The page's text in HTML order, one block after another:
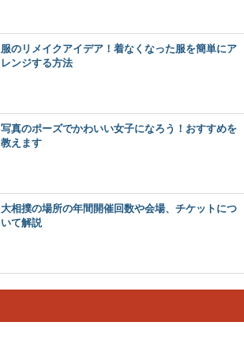
遊んでいる姿がとても可愛いですよね。 そん...
女子テニス部に入ってダブルスの試合に出ることになる
と、どうすれば勝てるのか、またそのためにはどんな練...
服のリメイクアイデア！着なくなった服を簡単にア
レンジする方法
写真のポーズでかわいい女子になろう！おすすめを
教えます
大相撲の場所の年間開催回数や会場、チケットにつ
いて解説